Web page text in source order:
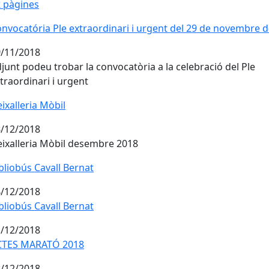
pàgines
Ple extraordinari i urgent del 29 de novembre
11/2018
podeu trobar la convocatòria a la celebració del Ple
i urgent
Mòbil
Mòbil
12/2018
Mòbil desembre 2018
Cavall Bernat
Cavall Bernat
12/2018
Cavall Bernat
Cavall Bernat
12/2018
MARATÓ 2018